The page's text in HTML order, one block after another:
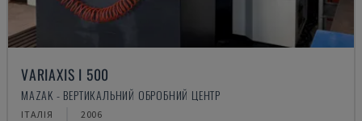
VARIAXIS I 500
MAZAK - ВЕРТИКАЛЬНИЙ ОБРОБНИЙ ЦЕНТР
ІТАЛІЯ 2006